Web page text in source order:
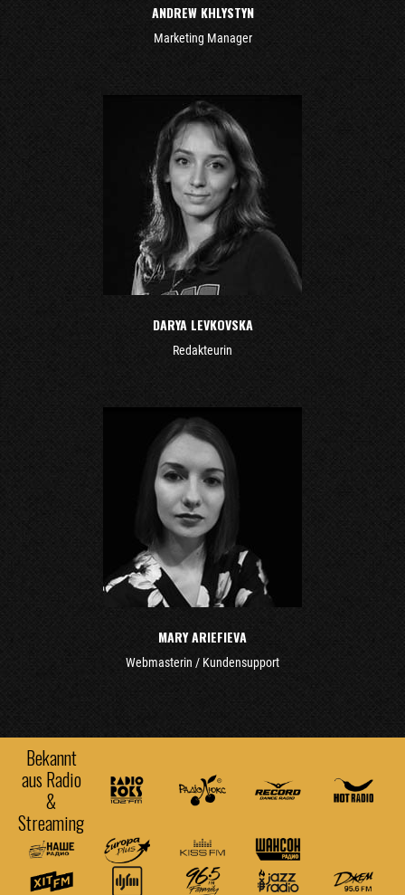
ANDREW KHLYSTYN
Marketing Manager
DARYA LEVKOVSKA
Redakteurin
MARY ARIEFIEVA
Webmasterin / Kundensupport
Bekannt
aus Radio
&
Streaming